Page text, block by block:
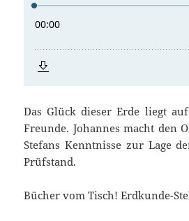
Das Glück dieser Erde liegt
Freunde. Johannes macht den
Stefans Kenntnisse zur Lage
Prüfstand.
Bücher vom Tisch! Erdkunde-